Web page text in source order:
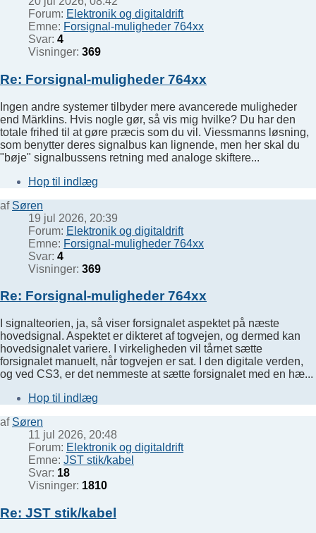
Forum: Elektronik og digitaldrift
Emne: Forsignal-muligheder 764xx
Svar: 4
Visninger: 369
Re: Forsignal-muligheder 764xx
Ingen andre systemer tilbyder mere avancerede muligheder
end Märklins. Hvis nogle gør, så vis mig hvilke? Du har den
totale frihed til at gøre præcis som du vil. Viessmanns løsning,
som benytter deres signalbus kan lignende, men her skal du
"bøje" signalbussens retning med analoge skiftere...
Hop til indlæg
af Søren
19 jul 2026, 20:39
Forum: Elektronik og digitaldrift
Emne: Forsignal-muligheder 764xx
Svar: 4
Visninger: 369
Re: Forsignal-muligheder 764xx
I signalteorien, ja, så viser forsignalet aspektet på næste
hovedsignal. Aspektet er dikteret af togvejen, og dermed kan
hovedsignalet variere. I virkeligheden vil tårnet sætte
forsignalet manuelt, når togvejen er sat. I den digitale verden,
og ved CS3, er det nemmeste at sætte forsignalet med en hæ...
Hop til indlæg
af Søren
11 jul 2026, 20:48
Forum: Elektronik og digitaldrift
Emne: JST stik/kabel
Svar: 18
Visninger: 1810
Re: JST stik/kabel